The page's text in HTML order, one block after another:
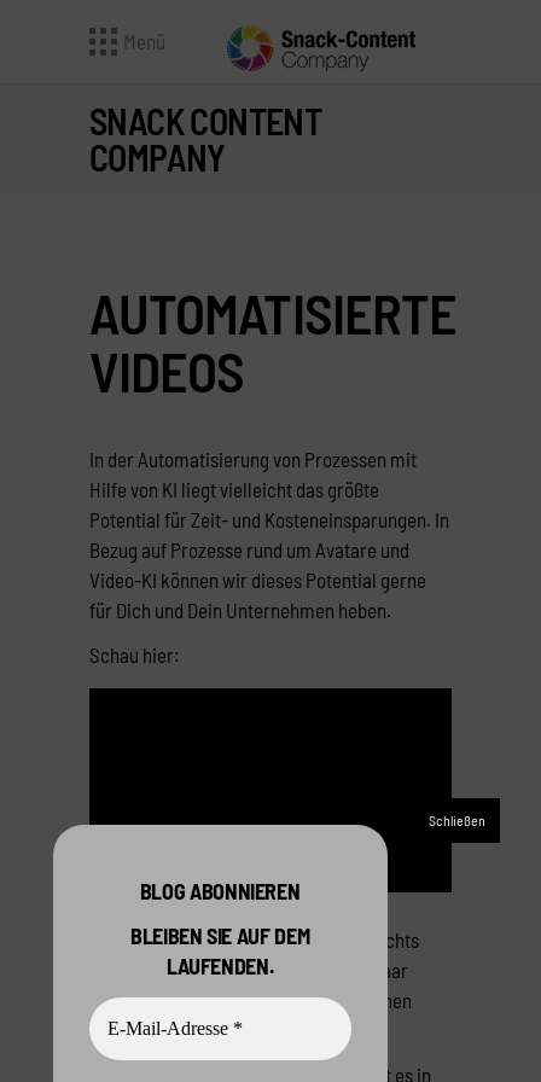
Menü
SNACK CONTENT
COMPANY
AUTOMATISIERTE
VIDEOS
In der Automatisierung von Prozessen mit
Hilfe von KI liegt vielleicht das größte
Potential für Zeit- und Kosteneinsparungen. In
Bezug auf Prozesse rund um Avatare und
Video-KI können wir dieses Potential gerne
für Dich und Dein Unternehmen heben.
Schau hier:
Das Video selber ist zwar eigentlich nichts
Besonderes. Ein Video, das über ein paar
Avatar-Neuigkeiten der letzten 4 Wochen
informiert.
Aber der Entstehungsprozess – der hat es in
BLOG ABONNIEREN
BLEIBEN SIE AUF DEM
LAUFENDEN.